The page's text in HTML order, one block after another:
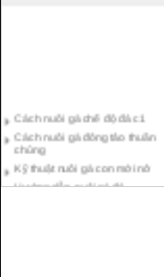
Cách nuôi gà đông tảo thuần
Kỹ thuật nuôi gà con mới nở
Hướng dẫn nuôi gà đá
Tại sao bạn cần biết cách nuôi